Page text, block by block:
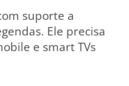
suporte a
Ele precisa
e smart TVs